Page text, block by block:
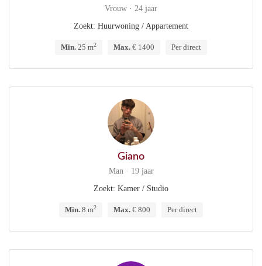
Vrouw · 24 jaar
Zoekt: Huurwoning / Appartement
Min. 25 m2 Max. € 1400 Per direct
Giano
Man · 19 jaar
Zoekt: Kamer / Studio
Min. 8 m2 Max. € 800 Per direct